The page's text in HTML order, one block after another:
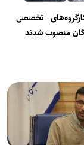
تخصصی
منصوب شدند